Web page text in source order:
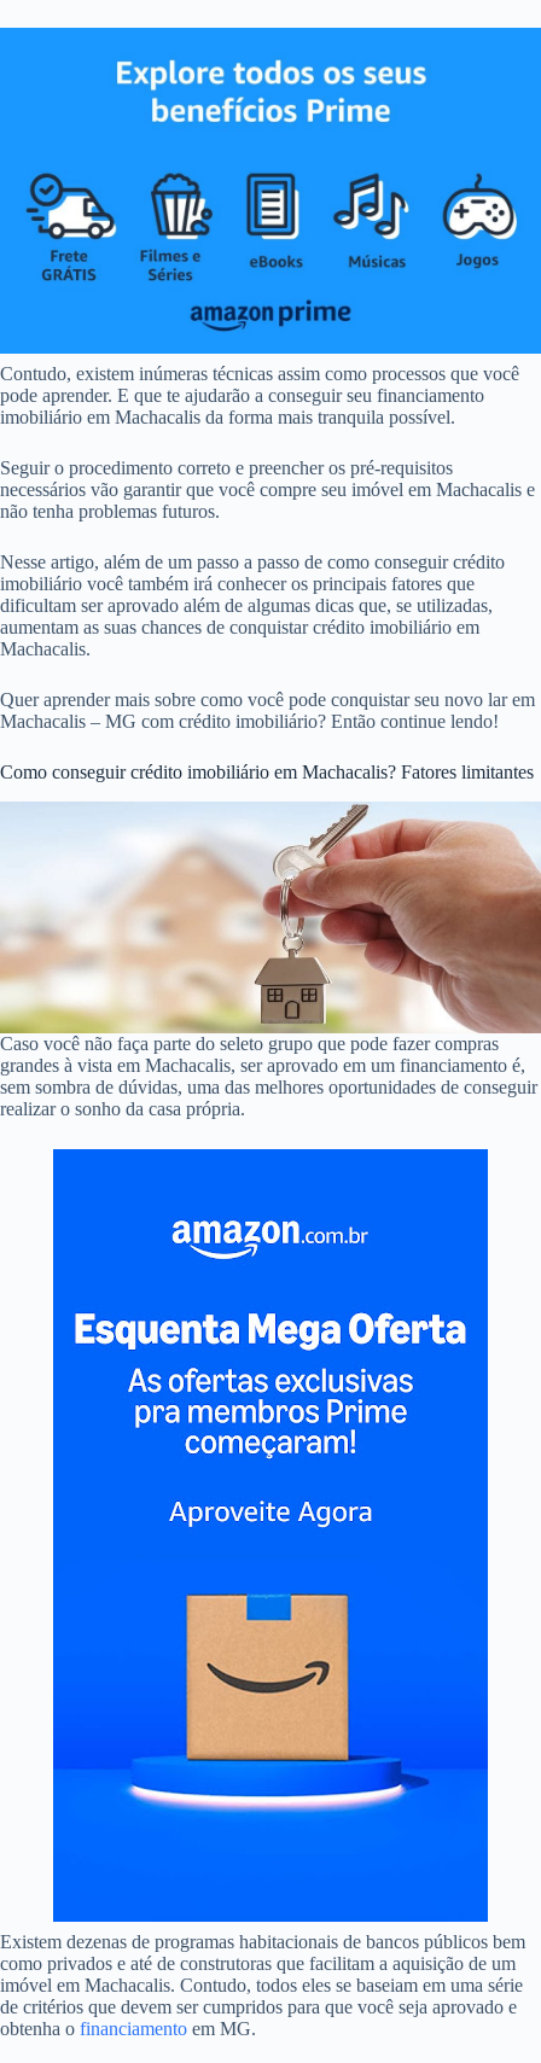
Contudo, existem inúmeras técnicas assim como processos que você
pode aprender. E que te ajudarão a conseguir seu financiamento
imobiliário em Machacalis da forma mais tranquila possível.
Seguir o procedimento correto e preencher os pré-requisitos
necessários vão garantir que você compre seu imóvel em Machacalis e
não tenha problemas futuros.
Nesse artigo, além de um passo a passo de como conseguir crédito
imobiliário você também irá conhecer os principais fatores que
dificultam ser aprovado além de algumas dicas que, se utilizadas,
aumentam as suas chances de conquistar crédito imobiliário em
Machacalis.
Quer aprender mais sobre como você pode conquistar seu novo lar em
Machacalis – MG com crédito imobiliário? Então continue lendo!
Como conseguir crédito imobiliário em Machacalis? Fatores limitantes
Caso você não faça parte do seleto grupo que pode fazer compras
grandes à vista em Machacalis, ser aprovado em um financiamento é,
sem sombra de dúvidas, uma das melhores oportunidades de conseguir
realizar o sonho da casa própria.
Existem dezenas de programas habitacionais de bancos públicos bem
como privados e até de construtoras que facilitam a aquisição de um
imóvel em Machacalis. Contudo, todos eles se baseiam em uma série
de critérios que devem ser cumpridos para que você seja aprovado e
obtenha o financiamento em MG.